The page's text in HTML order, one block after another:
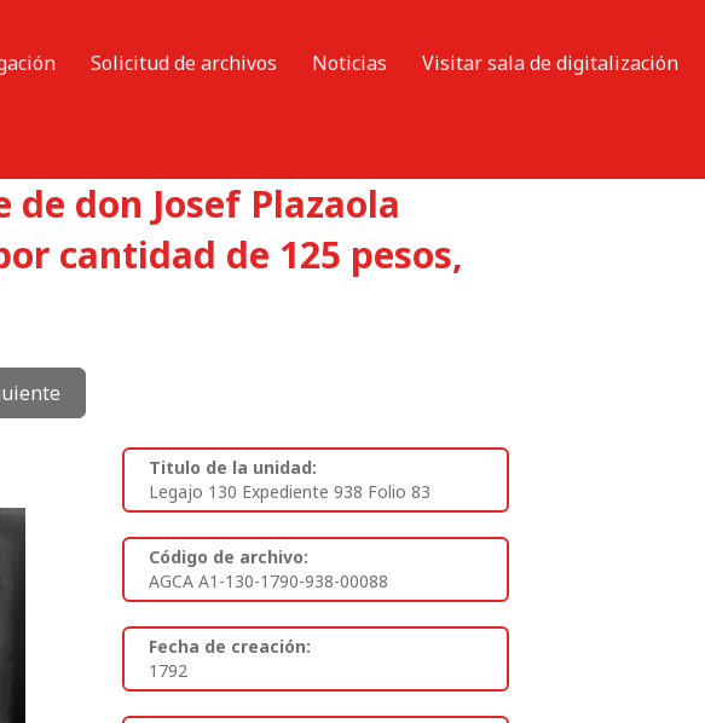
Solicitud de archivos Noticias
Visitar sala de digitalización
don Josef Plazaola
cantidad de 125 pesos,
Titulo de la unidad:
Legajo 130 Expediente 938 Folio 83
Código de archivo:
AGCA A1-130-1790-938-00088
Fecha de creación:
1792